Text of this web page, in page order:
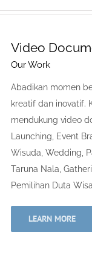
Video
Our Work
Abadikan momen
kreatif dan inovatif.
mendukung video
Launching, Event
Wisuda, Wedding,
Taruna Nala,
Pemilihan Duta
LEARN MORE